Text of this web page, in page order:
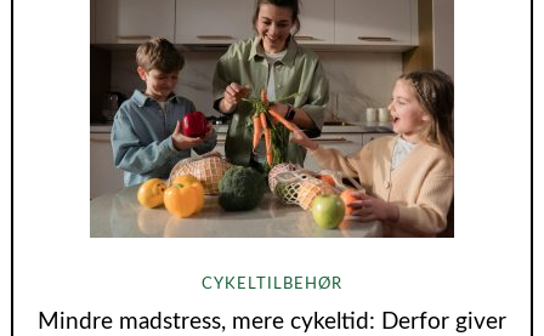
CYKELTILBEHØR
Mindre madstress, mere cykeltid: Derfor giver